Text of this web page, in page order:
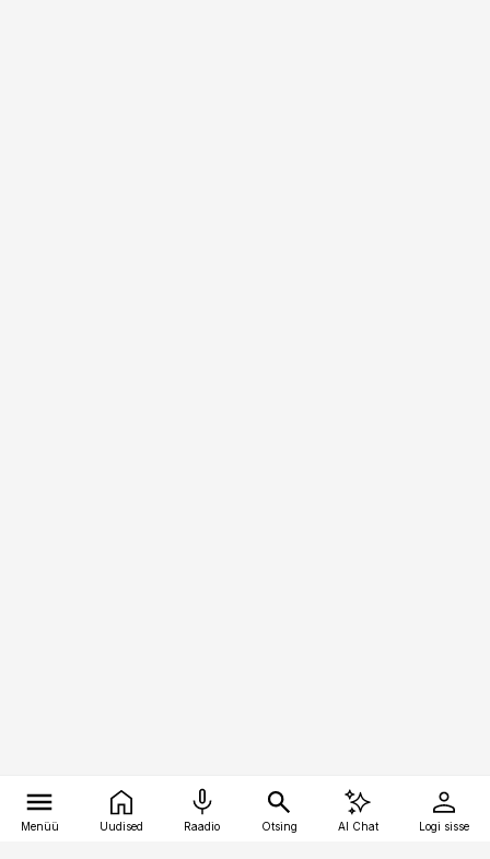
Menüü Uudised Raadio Otsing AI Chat Logi sisse